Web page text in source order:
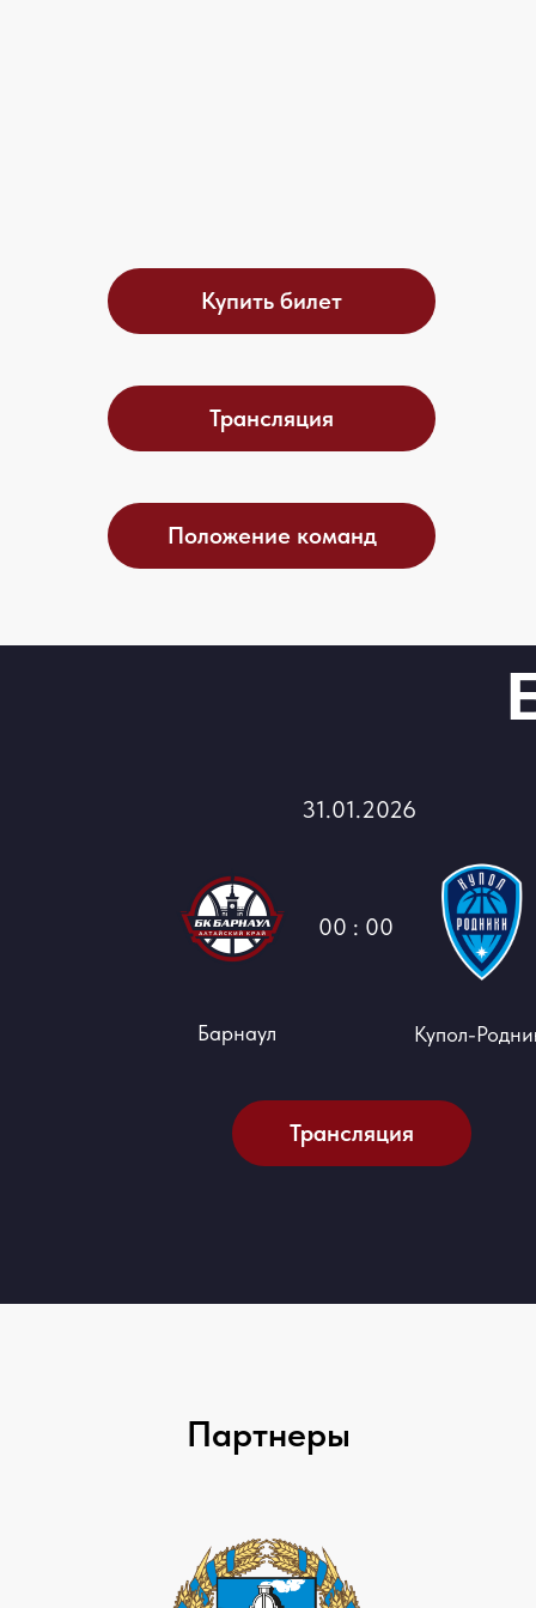
Купить билет
Трансляция
Положение команд
Барнаул Купол-
Трансляция
00 : 00
31.01.2026
Партнеры